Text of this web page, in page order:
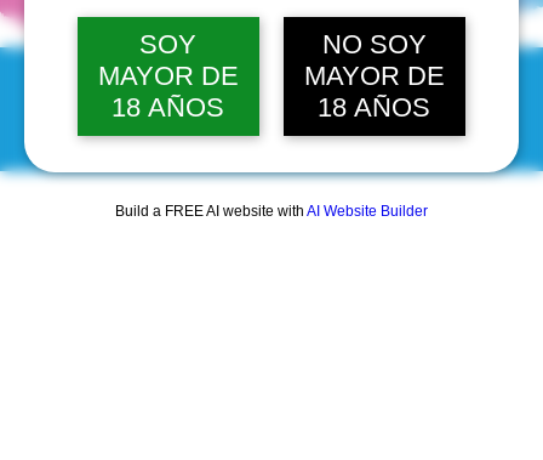
SOY
MAYOR DE
18 AÑOS
NO SOY
MAYOR DE
18 AÑOS
Build a FREE AI website with AI Website Builder
© 2025 by Scantastic.